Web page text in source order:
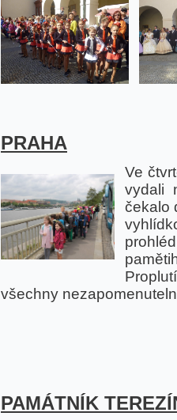
PRAHA
Ve
vydali
čekalo
všechny
PAMÁTNÍK